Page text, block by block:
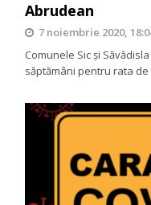
Abrudean
7 noiembrie 2020,
Comunele Sic și
săptămâni pentru rata